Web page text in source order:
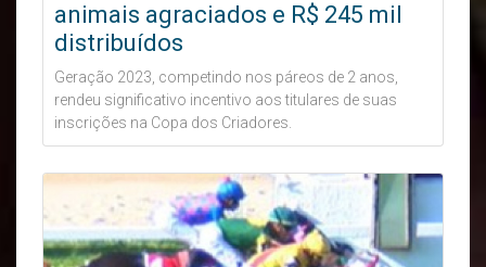
animais agraciados e R$ 245 mil
distribuídos
Geração 2023, competindo nos páreos de 2 anos,
rendeu significativo incentivo aos titulares de suas
inscrições na Copa dos Criadores.